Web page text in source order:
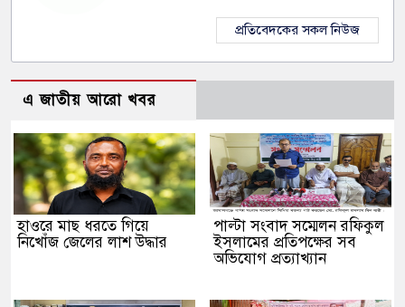
প্রতিবেদকের সকল নিউজ
এ জাতীয় আরো খবর
হাওরে মাছ ধরতে গিয়ে
নিখোঁজ জেলের লাশ উদ্ধার
পাল্টা সংবাদ সম্মেলন রফিকুল
ইসলামের প্রতিপক্ষের সব
অভিযোগ প্রত্যাখ্যান